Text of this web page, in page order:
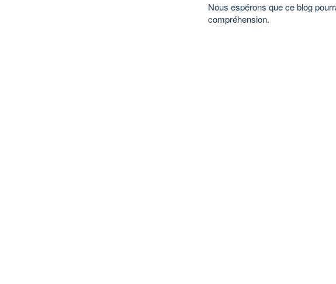
Nous espérons que ce blog
compréhension.